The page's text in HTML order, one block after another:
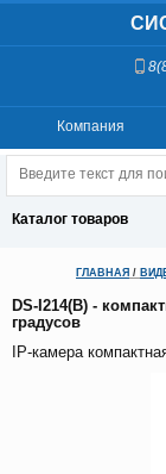
Компания
Каталог товаров
ГЛАВНАЯ /
DS-I214(B) -
градусов
IP-камера